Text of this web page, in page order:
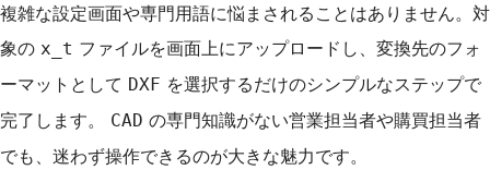
複雑な設定画面や専門用語に悩まされることはありません。対
象の x_t ファイルを画面上にアップロードし、変換先のフォ
ーマットとして DXF を選択するだけのシンプルなステップで
完了します。 CAD の専門知識がない営業担当者や購買担当者
でも、迷わず操作できるのが大きな魅力です。